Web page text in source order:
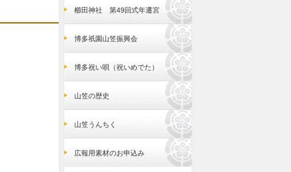
櫛田神社 第49回式年遷宮
博多祇園山笠振興会
博多祝い唄（祝いめでた）
山笠の歴史
山笠うんちく
広報用素材のお申込み